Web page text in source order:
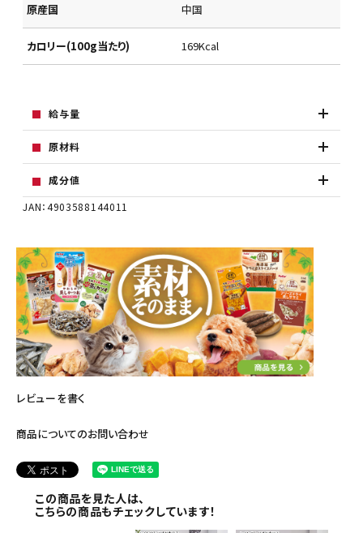
原産国 中国
カロリー(100g当たり) 169Kcal
給与量
原材料
成分値
JAN：4903588144011
レビューを書く
商品についてのお問い合わせ
この商品を見た人は、
こちらの商品もチェックしています！